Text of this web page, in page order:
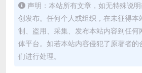
声明：本站所有文章，如无特殊说
创发布。任何个人或组织，在未征得本
制、盗用、采集、发布本站内容到任何
体平台。如若本站内容侵犯了原著者的
们进行处理。